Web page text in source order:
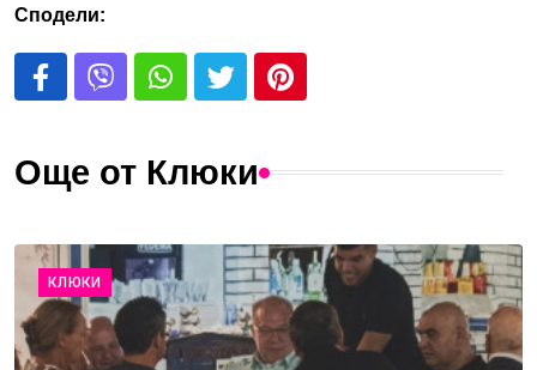
Сподели:
Още от Клюки
КЛЮКИ